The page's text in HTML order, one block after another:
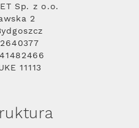
Sp. z o.o.
2
11113